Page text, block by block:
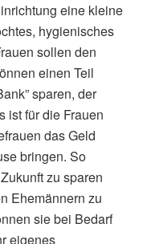
eine kleine
hygienisches
sollen den
einen Teil
sparen, der
ist für die Frauen
das Geld
bringen. So
zu sparen
Ehemännern zu
sie bei Bedarf
eigenes